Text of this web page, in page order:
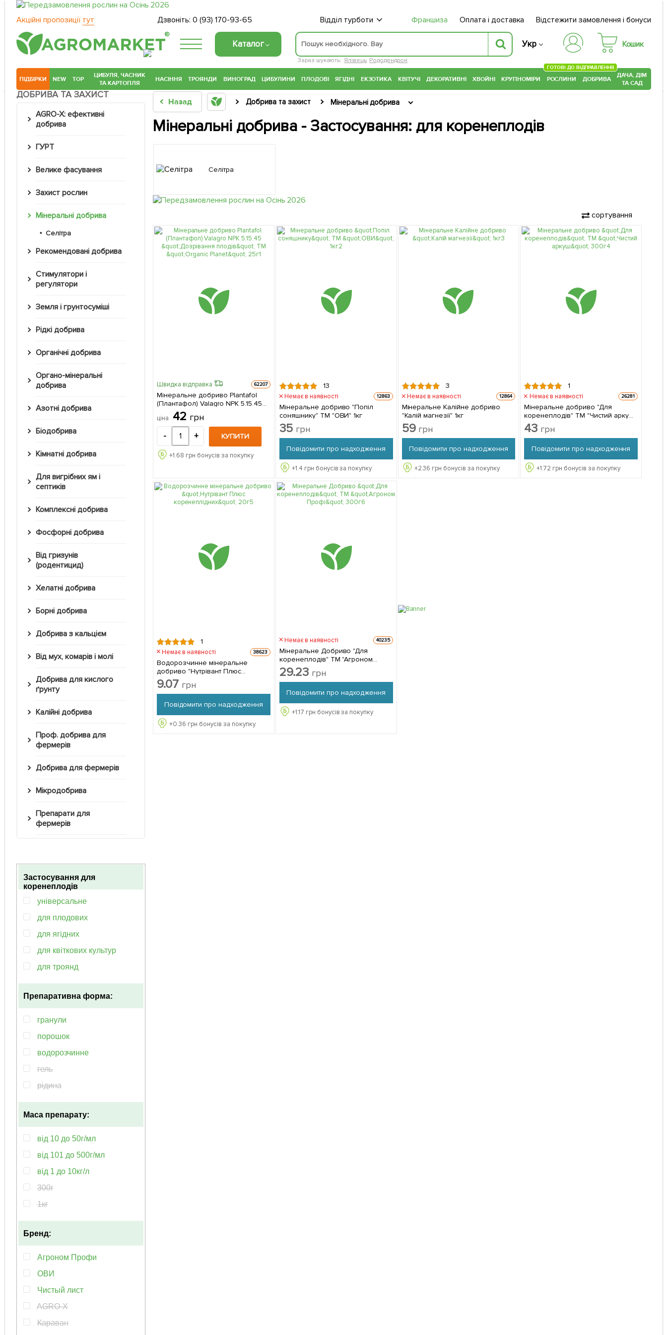
Акційні пропозиції тут Дзвоніть: 0 (93) 170-93-65 Відділ турботи Франшиза Оплата і доставка Відстежити замовлення і бонуси
®
Каталог
Зараз шукають: Ялівець Рододендрон
Укр Кошик
ПІДБІРКИ NEW TOP
ЦИБУЛЯ, ЧАСНИК
ТА КАРТОПЛЯ
НАСІННЯ ТРОЯНДИ ВИНОГРАД ЦИБУЛИНИ ПЛОДОВІ ЯГІДНІ ЕКЗОТИКА КВІТУЧІ ДЕКОРАТИВНІ ХВОЙНІ КРУПНОМІРИ РОСЛИНИ
ГОТОВІ ДО ВІДПРАВЛЕННЯ
ДОБРИВА
ДАЧА, ДІМ
ТА САД
ДОБРИВА ТА ЗАХИСТ
AGRO-X: ефективні
добрива
ГУРТ
Велике фасування
Захист рослин
Мінеральні добрива
Селітра
Рекомендовані добрива
Стимулятори і
регулятори
Земля і грунтосуміші
Рідкі добрива
Органічні добрива
Органо-мінеральні
добрива
Азотні добрива
Біодобрива
Кімнатні добрива
Для вигрібних ям і
септиків
Комплексні добрива
Фосфорні добрива
Від гризунів
(родентицид)
Хелатні добрива
Борні добрива
Добрива з кальцієм
Від мух, комарів і молі
Добрива для кислого
ґрунту
Калійні добрива
Проф. добрива для
фермерів
Добрива для фермерів
Мікродобрива
Препарати для
фермерів
Застосування для
коренеплодів
універсальне
для плодових
для ягідних
для квіткових культур
для троянд
для розсади
для коренів
для вишні
для газону
для зелені
для суниці
для злакових культур
для кабачків
для капусти
для картоплі
Препаративна форма:
гранули
порошок
водорозчинне
гель
рідина
капсула
концентрат
паличка
розчин
розчинний концентрат
спрей
таблетка
Маса препарату:
від 10 до 50г/мл
від 101 до 500г/мл
від 1 до 10кг/л
300г
1кг
менше 10г/мл
від 51 до 100г/мл
від 501 до 999г/мл
більше 10кг/л
Бренд:
Агроном Профи
ОВИ
Чистый лист
AGRO-X
Караван
Назад Добрива та захист Мінеральні добрива
Мінеральні добрива - Застосування: для коренеплодів
Селітра
сортування
Швидка відправка 62207
Мінеральне добриво Plantafol
(Плантафол) Valagro NPK 5.15.45
"Дозрівання плодів" ТМ "Organic
Planet" 25г
ціна 42 грн
- + КУПИТИ
+1.68 грн бонусів за покупку
13
Немає в наявності 12863
Мінеральне добриво "Попіл
соняшнику" ТМ "ОВИ" 1кг
35 грн
Повідомити про надходження
+1.4 грн бонусів за покупку
3
Немає в наявності 12864
Мінеральне Калійне добриво
"Калій магнезії" 1кг
59 грн
Повідомити про надходження
+2.36 грн бонусів за покупку
1
Немає в наявності 26281
Мінеральне добриво "Для
коренеплодів" ТМ "Чистий аркуш"
300г
43 грн
Повідомити про надходження
+1.72 грн бонусів за покупку
1
Немає в наявності 38623
Водорозчинне мінеральне
добриво "Нутрівант Плюс
коренеплідних" 20г
9.07 грн
Повідомити про надходження
+0.36 грн бонусів за покупку
Немає в наявності 40235
Мінеральне Добриво "Для
коренеплодів" ТМ "Агроном
Профі" 300г
29.23 грн
Повідомити про надходження
+1.17 грн бонусів за покупку